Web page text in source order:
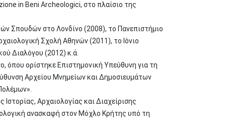
in Beni Archeologici, στο πλαίσιο της
Σπουδών στο Λονδίνο (2008), το Πανεπιστήμιο
Σχολή Αθηνών (2011), το Ιόνιο
Διαλόγου (2012) κ.ά.
όπου ορίστηκε Επιστημονική Υπεύθυνη για τη
Αρχείου Μνημείων και Δημοσιευμάτων
Αρχαιολογίας και Διαχείρισης
ανασκαφή στον Μόχλο Κρήτης υπό τη